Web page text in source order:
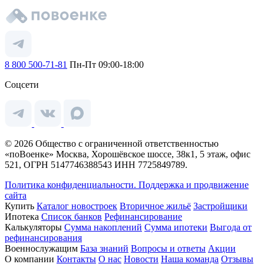
8 800 500-71-81 Пн-Пт 09:00-18:00
Соцсети
© 2026 Общество с ограниченной ответственностью
«поВоенке» Москва, Хорошёвское шоссе, 38к1, 5 этаж, офис
521, ОГРН 5147746388543 ИНН 7725849789.
Политика конфиденциальности. Поддержка и продвижение
сайта
Купить Каталог новостроек Вторичное жильё Застройщики
Ипотека Список банков Рефинансирование
Калькуляторы Сумма накоплений Сумма ипотеки Выгода от
рефинансирования
Военнослужащим База знаний Вопросы и ответы Акции
О компании Контакты О нас Новости Наша команда Отзывы